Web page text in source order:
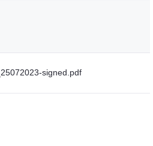
signed.pdf